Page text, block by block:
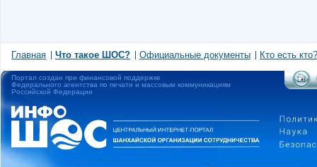
Главная Что такое ШОС? Официальные документы Кто есть кто?
Портал создан при финансовой поддержке
Федерального агентства по печати и массовым коммуникациям
Российской Федерации